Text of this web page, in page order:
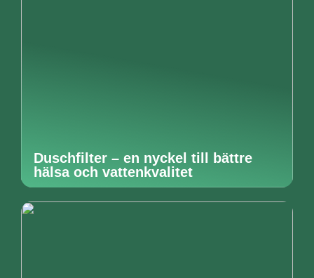
Duschfilter – en nyckel till bättre
hälsa och vattenkvalitet